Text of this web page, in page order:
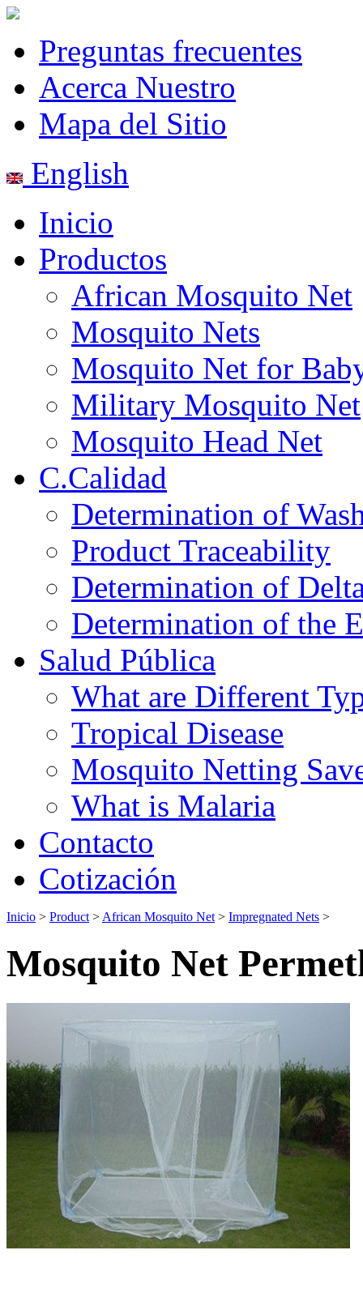
Preguntas frecuentes
Acerca Nuestro
Mapa del Sitio
English
Inicio
Productos
African Mosquito Net
Mosquito Nets
Mosquito Net for
Military Mosquito Net
Mosquito Head Net
C.Calidad
Determination of
Product Traceability
Determination of
Determination of the
Salud Pública
What are Different
Tropical Disease
Mosquito Netting
What is Malaria
Contacto
Cotización
Inicio > Product > African Mosquito Net > Impregnated Nets >
Mosquito Net